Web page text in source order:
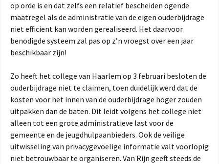
op orde is en dat zelfs een relatief bescheiden ogende
maatregel als de administratie van de eigen ouderbijdrage
niet efficient kan worden gerealiseerd. Het daarvoor
benodigde systeem zal pas op z’n vroegst over een jaar
beschikbaar zijn!
Zo heeft het college van Haarlem op 3 februari besloten de
ouderbijdrage niet te claimen, toen duidelijk werd dat de
kosten voor het innen van de ouderbijdrage hoger zouden
uitpakken dan de baten. Dit leidt volgens het college niet
alleen tot een grote administratieve last voor de
gemeente en de jeugdhulpaanbieders. Ook de veilige
uitwisseling van privacygevoelige informatie valt voorlopig
niet betrouwbaar te organiseren. Van Rijn geeft steeds de